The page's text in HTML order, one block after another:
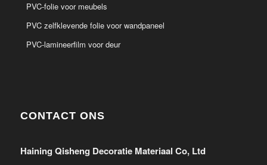
PVC-folie voor meubels
PVC zelfklevende folie voor wandpaneel
PVC-lamineerfilm voor deur
CONTACT ONS
Haining Qisheng Decoratie Materiaal Co, Ltd